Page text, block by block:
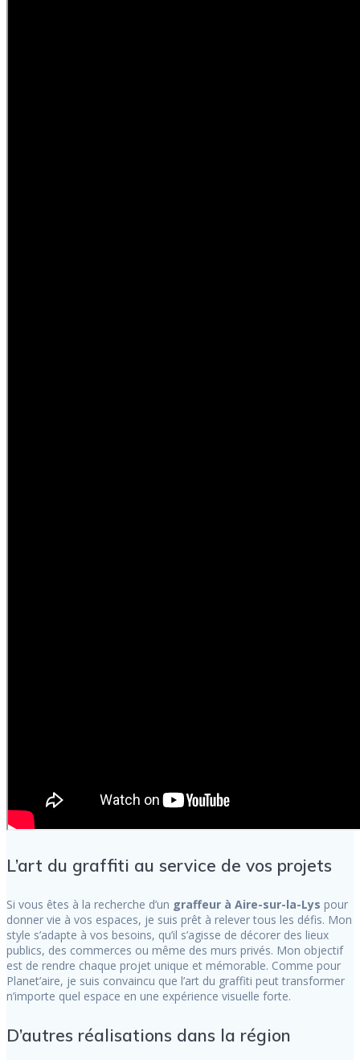
L’art du graffiti au service de vos projets
Si vous êtes à la recherche d’un graffeur à Aire-sur-la-Lys pour
donner vie à vos espaces, je suis prêt à relever tous les défis. Mon
style s’adapte à vos besoins, qu’il s’agisse de décorer des lieux
publics, des commerces ou même des murs privés. Mon objectif
est de rendre chaque projet unique et mémorable. Comme pour
Planet’aire, je suis convaincu que l’art du graffiti peut transformer
n’importe quel espace en une expérience visuelle forte.
D’autres réalisations dans la région